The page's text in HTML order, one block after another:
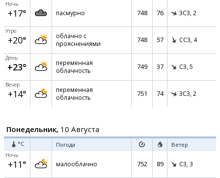
Ночь
+17° пасмурно 748 76 ЗСЗ, 2
Утро
+20°
облачно с
прояснениями
748 57 ССЗ, 4
День
+23°
переменная
облачность
749 37 СЗ, 5
Вечер
+14°
переменная
облачность
751 74 ЗСЗ, 2
Понедельник, 10 Августа
°C Погода Ветер
Ночь
+11° малооблачно 752 89 СЗ, 3